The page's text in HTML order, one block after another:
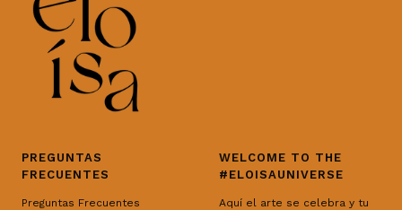
PREGUNTAS
FRECUENTES
Preguntas Frecuentes
WELCOME TO THE
#ELOISAUNIVERSE
Aquí el arte se celebra y tu